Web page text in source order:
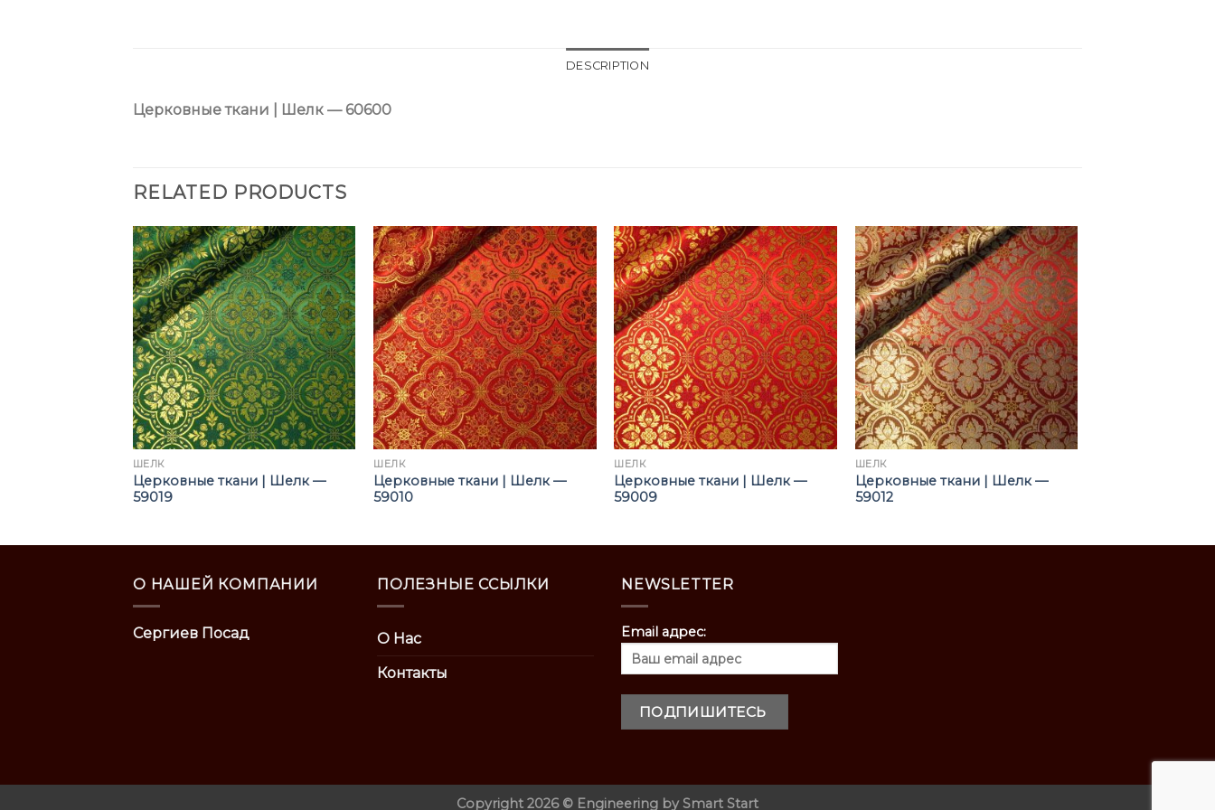
DESCRIPTION
Церковные ткани | Шелк — 60600
RELATED PRODUCTS
ШЁЛК
Церковные ткани | Шелк —
59019
ШЁЛК
Церковные ткани | Шелк —
59010
ШЁЛК
Церковные ткани | Шелк —
59009
ШЁЛК
Церковные ткани | Шелк —
59012
О НАШЕЙ КОМПАНИИ
Сергиев Посад
ПОЛЕЗНЫЕ ССЫЛКИ
О Нас
Контакты
NEWSLETTER
Email адрес:
Copyright 2026 © Engineering by Smart Start